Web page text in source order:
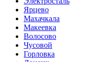
Ярцево
Махачкала
Макеевка
Волосово
Чусовой
Горловка